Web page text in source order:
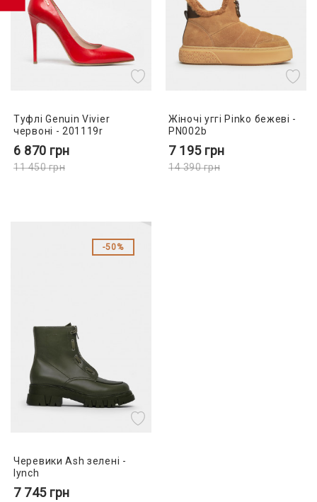
Туфлі Genuin Vivier
червоні - 201119r
6 870 грн
11 450грн
Жіночі уггі Pinko бежеві -
PN002b
7 195 грн
14 390грн
50%
Черевики Ash зелені -
lynch
7 745 грн